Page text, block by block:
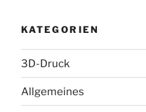
KATEGORIEN
3D-Druck
Allgemeines